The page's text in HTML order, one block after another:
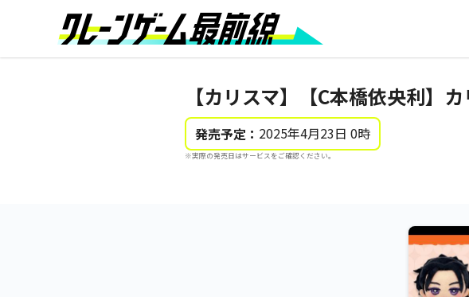
【カリスマ】【C本橋依央利
発売予定： 2025年4月23日 0時
※実際の発売日はサービスをご確認ください。